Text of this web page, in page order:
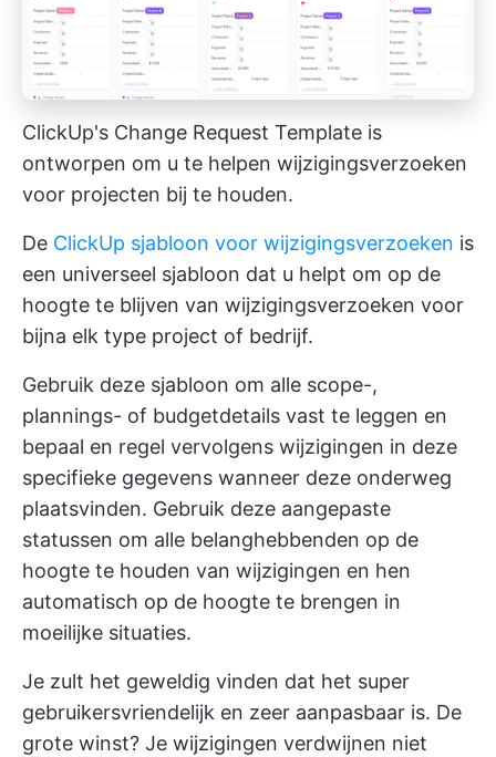
ClickUp's Change Request Template is
ontworpen om u te helpen wijzigingsverzoeken
voor projecten bij te houden.
De ClickUp sjabloon voor wijzigingsverzoeken is
een universeel sjabloon dat u helpt om op de
hoogte te blijven van wijzigingsverzoeken voor
bijna elk type project of bedrijf.
Gebruik deze sjabloon om alle scope-,
plannings- of budgetdetails vast te leggen en
bepaal en regel vervolgens wijzigingen in deze
specifieke gegevens wanneer deze onderweg
plaatsvinden. Gebruik deze aangepaste
statussen om alle belanghebbenden op de
hoogte te houden van wijzigingen en hen
automatisch op de hoogte te brengen in
moeilijke situaties.
Je zult het geweldig vinden dat het super
gebruikersvriendelijk en zeer aanpasbaar is. De
grote winst? Je wijzigingen verdwijnen niet